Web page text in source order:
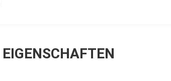
EIGENSCHAFTEN